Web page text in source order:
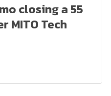
closing a 55
MITO Tech